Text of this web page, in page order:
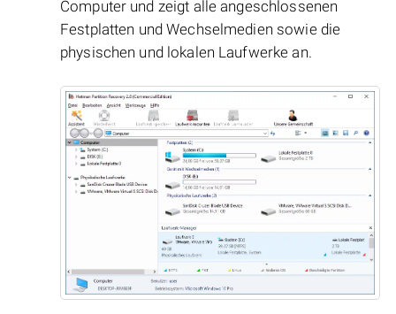
Computer und zeigt alle angeschlossenen
Festplatten und Wechselmedien sowie die
physischen und lokalen Laufwerke an.